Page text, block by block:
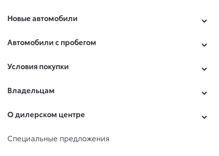
Новые автомобили
Автомобили с пробегом
Условия покупки
Владельцам
О дилерском центре
Специальные предложения